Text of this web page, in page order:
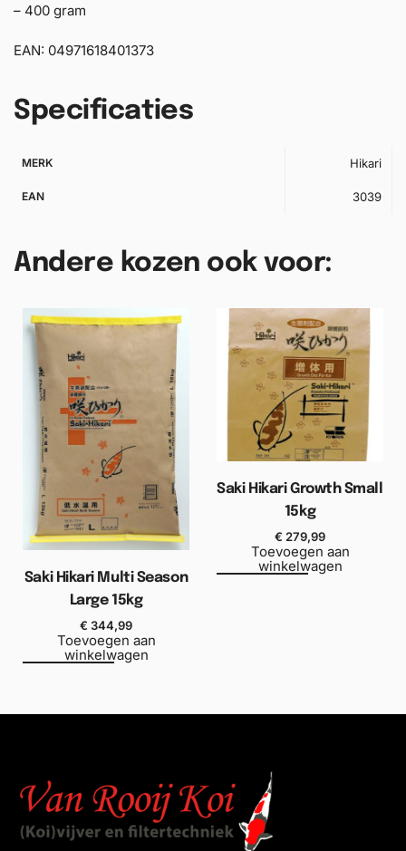
– 400 gram
EAN: 04971618401373
Specificaties
MERK Hikari
EAN 3039
Andere kozen ook voor:
Saki Hikari Multi Season
Large 15kg
€ 344,99
Toevoegen aan
winkelwagen
Saki Hikari Growth Small
15kg
€ 279,99
Toevoegen aan
winkelwagen